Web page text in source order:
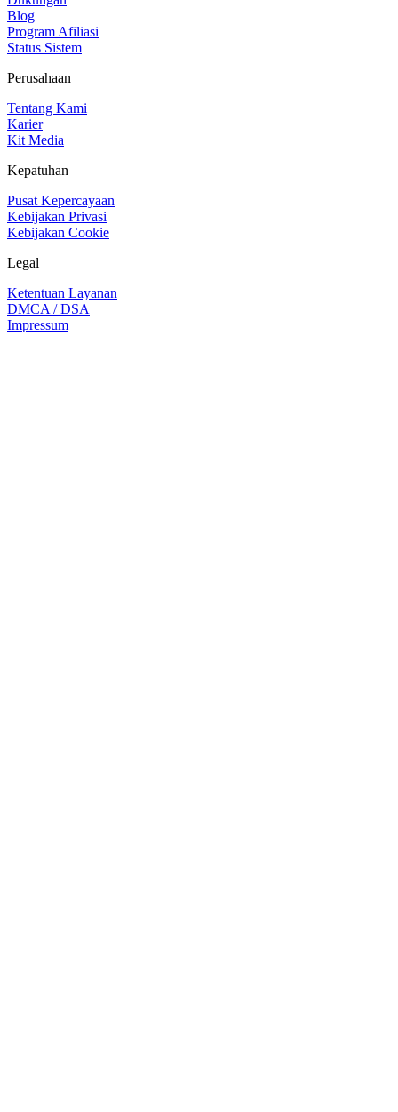
Blog
Program Afiliasi
Status Sistem
Perusahaan
Tentang Kami
Karier
Kit Media
Kepatuhan
Pusat Kepercayaan
Kebijakan Privasi
Kebijakan Cookie
Legal
Ketentuan Layanan
DMCA / DSA
Impressum